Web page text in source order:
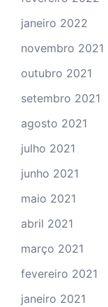
janeiro 2022
novembro 2021
outubro 2021
setembro 2021
agosto 2021
julho 2021
junho 2021
maio 2021
abril 2021
março 2021
fevereiro 2021
janeiro 2021